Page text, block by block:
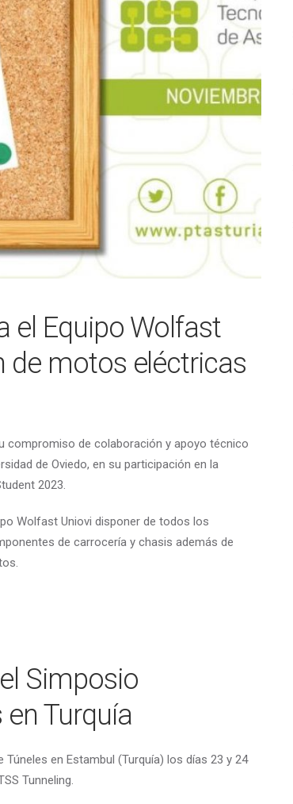
el Equipo Wolfast
de motos eléctricas
compromiso de colaboración y apoyo técnico
de Oviedo, en su participación en la
2023.
Wolfast Uniovi disponer de todos los
de carrocería y chasis además de
Simposio
Turquía
en Estambul (Turquía) los días 23 y 24
Tunneling.